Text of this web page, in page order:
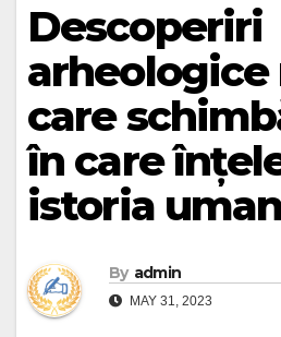
Descoperiri
care
în care
istoria
By admin
MAY 31, 2023